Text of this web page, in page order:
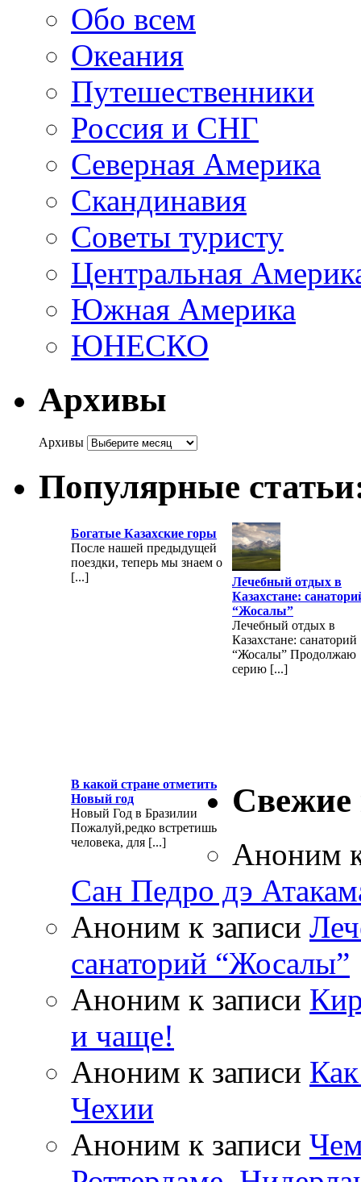
Обо всем
Океания
Путешественники
Россия и СНГ
Северная Америка
Скандинавия
Советы туристу
Центральная
Южная Америка
ЮНЕСКО
Архивы
Архивы
Популярные
Богатые Казахские горы
После нашей предыдущей
поездки, теперь мы знаем о
[...]
Лечебный отдых в
Казахстане:
“Жосалы”
Лечебный отдых в
Казахстане: санаторий
“Жосалы” Продолжаю
серию [...]
В какой стране отметить
Новый год
Новый Год в Бразилии
Пожалуй,редко встретишь
человека, для [...]
Свежие
Аноним
Сан Педро дэ
Аноним к записи
санаторий “Жосалы”
Аноним к записи
и чаще!
Аноним к записи
Чехии
Аноним к записи